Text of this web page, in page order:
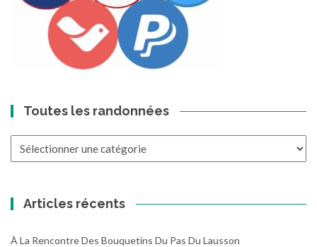
Toutes les randonnées
Articles récents
À La Rencontre Des Bouquetins Du Pas Du Lausson